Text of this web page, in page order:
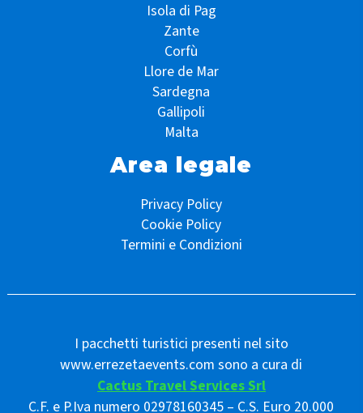
Isola di Pag
Zante
Corfù
Llore de Mar
Sardegna
Gallipoli
Malta
Area legale
Privacy Policy
Cookie Policy
Termini e Condizioni
I pacchetti turistici presenti nel sito
www.errezetaevents.com sono a cura di
Cactus Travel Services Srl
C.F. e P.Iva numero 02978160345 – C.S. Euro 20.000